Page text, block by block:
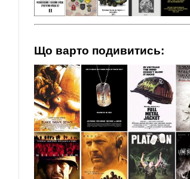
Що варто подивитись: